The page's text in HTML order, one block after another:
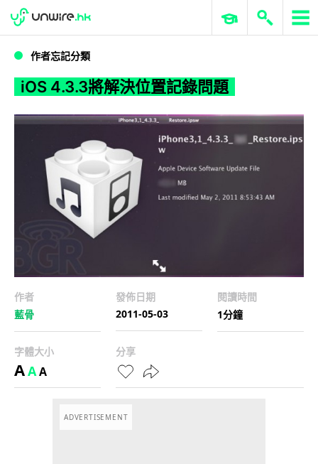
iOS 4.3.3將解決位置記錄問題
WWDC 2026 ERP 與商業 AI
作者忘記分類
iOS 4.3.3將解決位置記錄問題
作者
藍骨
發佈日期
2011-05-03
閱讀時間
1分鐘
字體大小
AAA
分享
ADVERTISEMENT